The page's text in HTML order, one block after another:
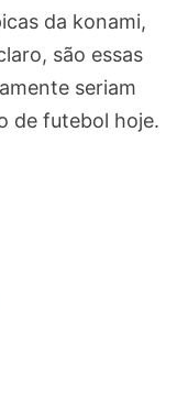
da konami,
são essas
seriam
de futebol hoje.